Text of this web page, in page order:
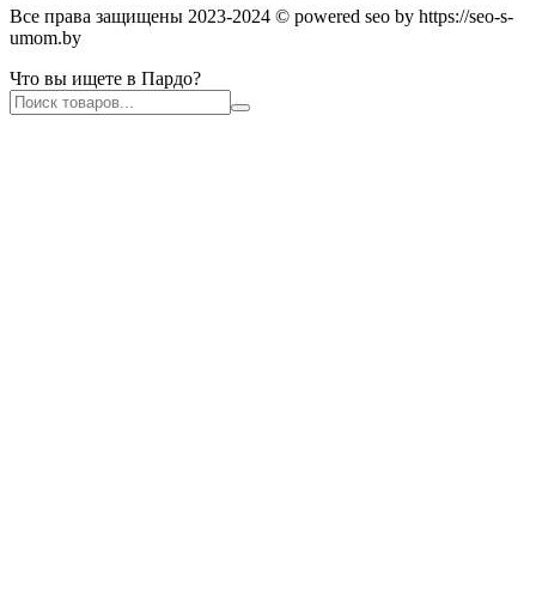
Все права защищены 2023-2024 © powered seo by https://seo-s-
umom.by
Что вы ищете в Пардо?